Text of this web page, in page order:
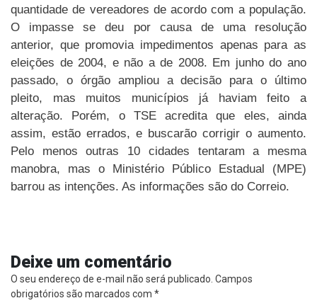
quantidade de vereadores de acordo com a população.
O impasse se deu por causa de uma resolução
anterior, que promovia impedimentos apenas para as
eleições de 2004, e não a de 2008. Em junho do ano
passado, o órgão ampliou a decisão para o último
pleito, mas muitos municípios já haviam feito a
alteração. Porém, o TSE acredita que eles, ainda
assim, estão errados, e buscarão corrigir o aumento.
Pelo menos outras 10 cidades tentaram a mesma
manobra, mas o Ministério Público Estadual (MPE)
barrou as intenções. As informações são do Correio.
Deixe um comentário
O seu endereço de e-mail não será publicado. Campos
obrigatórios são marcados com *